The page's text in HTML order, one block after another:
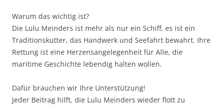
Warum das wichtig ist?
Die Lulu Meinders ist mehr als nur ein Schiff, es ist ein
Traditionskutter, das Handwerk und Seefahrt bewahrt. Ihre
Rettung ist eine Herzensangelegenheit für Alle, die
maritime Geschichte lebendig halten wollen.
Dafür brauchen wir Ihre Unterstützung!
Jeder Beitrag hilft, die Lulu Meinders wieder flott zu